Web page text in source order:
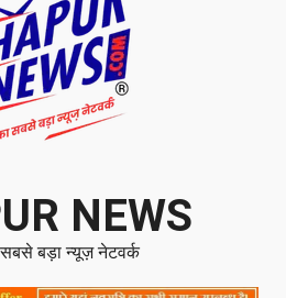
NEWS
बड़ा न्यूज़ नेटवर्क